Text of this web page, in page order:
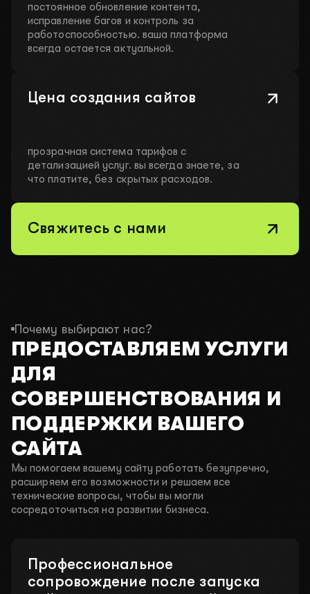
постоянное обновление контента,
исправление багов и контроль за
работоспособностью. ваша платформа
всегда остается актуальной.
Цена создания сайтов
прозрачная система тарифов с
детализацией услуг. вы всегда знаете, за
что платите, без скрытых расходов.
Свяжитесь с нами
Почему выбирают нас?
ПРЕДОСТАВЛЯЕМ УСЛУГИ
ДЛЯ
СОВЕРШЕНСТВОВАНИЯ И
ПОДДЕРЖКИ ВАШЕГО
САЙТА
Мы помогаем вашему сайту работать безупречно,
расширяем его возможности и решаем все
технические вопросы, чтобы вы могли
сосредоточиться на развитии бизнеса.
Профессиональное
сопровождение после запуска